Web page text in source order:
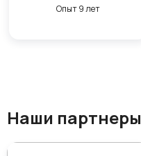
Опыт 9 лет
Наши партнеры